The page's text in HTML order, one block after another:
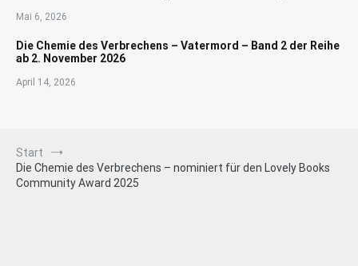
Mai 6, 2026
Die Chemie des Verbrechens – Vatermord – Band 2 der Reihe
ab 2. November 2026
April 14, 2026
Start
Die Chemie des Verbrechens – nominiert für den Lovely Books
Community Award 2025